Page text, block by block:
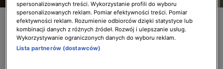
Zobacz nowy spot HGTV na wiosnę!
Mieszkanie, które możecie zobaczyć w
naszym nowym spocie jest na tyle ciekawe, że
spersonalizowanych treści. Wykorzystanie profili do wyboru
spersonalizowanych reklam. Pomiar efektywności treści. Pomiar
efektywności reklam. Rozumienie odbiorców dzięki statystyce lub
kombinacji danych z różnych źródeł. Rozwój i ulepszanie usług.
Wykorzystywanie ograniczonych danych do wyboru reklam.
Lista partnerów (dostawców)